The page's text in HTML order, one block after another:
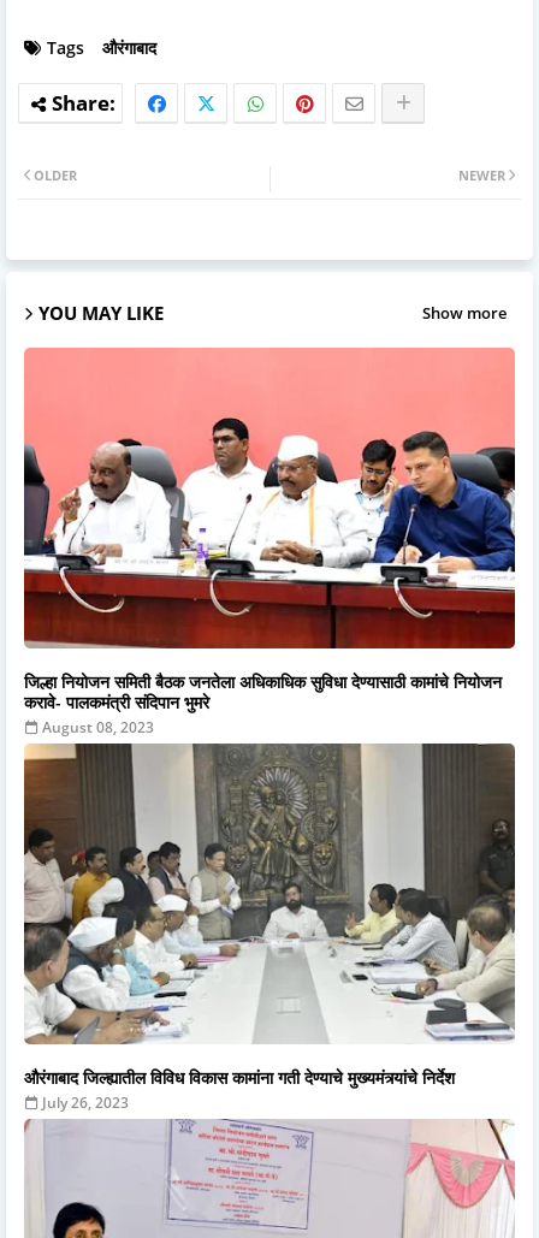
Tags औरंगाबाद
NEWER
OLDER
YOU MAY LIKE Show more
जिल्हा नियोजन समिती बैठक जनतेला अधिकाधिक सुविधा देण्यासाठी कामांचे नियोजन
करावे- पालकमंत्री संदिपान भुमरे
August 08, 2023
औरंगाबाद जिल्ह्यातील विविध विकास कामांना गती देण्याचे मुख्यमंत्र्यांचे निर्देश
July 26, 2023